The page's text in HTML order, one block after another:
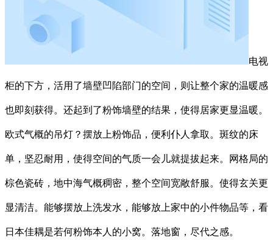
电视
柜的下方，活用了墙壁凹陷部门的空间，则让整个家的温暖感
也即刻获得。还起到了粉饰墙壁的结果，使得居家更显温暖。
欧式气概的吊灯？摆放上粉饰品，便利仆人拿取。斑纹的床
单，坚忍耐用，使得空间的气质一会儿就提拔起来。网格局的
棕色瓷砖，地中海气概稠密，整个空间宽敞舒服。使得玄关更
显清洁。能够摆放上洗发水，能够放上家中的小件物品等，看
日本佳耦是若何粉饰本人的小窝。落地窗，尽代之感。